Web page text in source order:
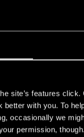
site’s features
with you. To
occasionally we
permission, though.